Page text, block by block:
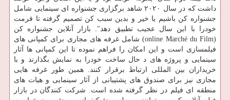
داشت كه در سال ۲۰۲۰ شاهد برگزاری جشنواره ای سینمایی شامل
جشنواره كن باشیم یا خیر و بدین سبب كن تصمیم گرفته تا فرمت
خودرا با این سال عجیب تطبیق دهد". بازار آنلاین جشنواره كن
(online Marché du Film) شامل غرفه های مجاری برای كمپانی های
فیلمسازی است و این امكان را فراهم نموده تا این كمپانی ها آثار
سینمایی و پروژه های د حال ساخت خودرا به نمایش بگذارند و با
خریداران بین المللی ارتباط برقرار كنند. همین طور غرفه هایی
مجازی نیز برای صندوق های پشتیبانی از آثار سینمایی و هیات های
منطقه ای فیلم در نظر گرفته شده است. شركت كنندگان در بازار